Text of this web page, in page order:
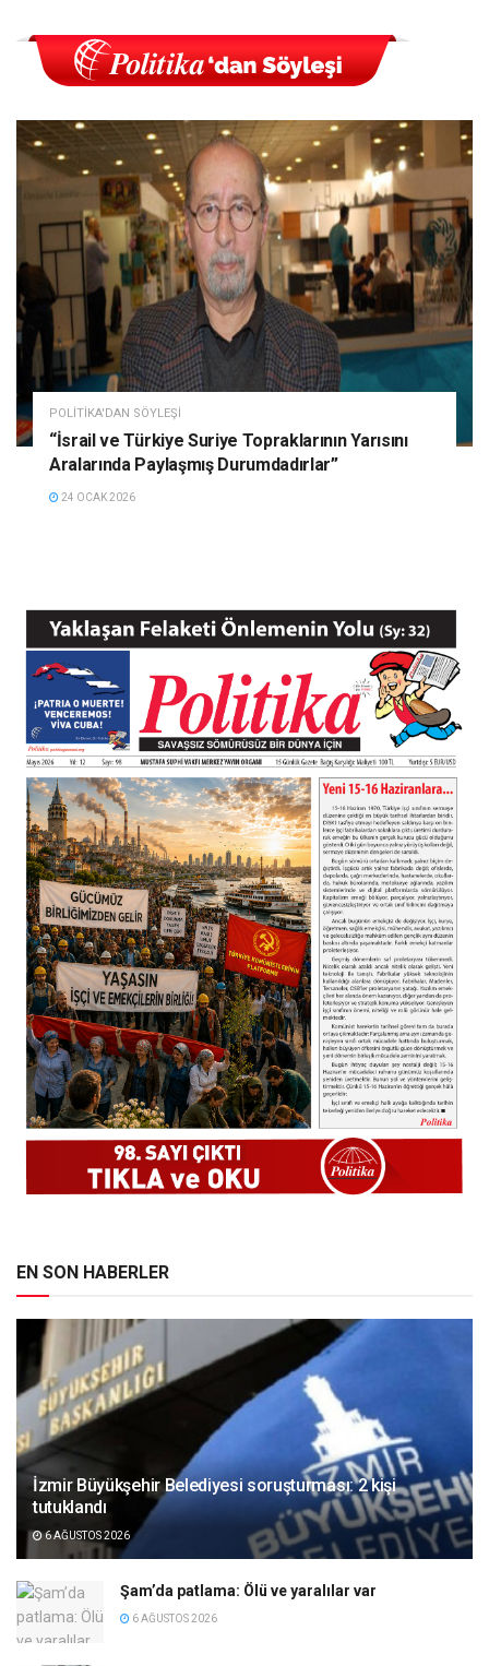
POLITIKA'DAN SÖYLEŞI
“İsrail ve Türkiye Suriye Topraklarının Yarısını
Aralarında Paylaşmış Durumdadırlar”
24 OCAK 2026
EN SON HABERLER
İzmir Büyükşehir Belediyesi soruşturması: 2 kişi
tutuklandı
6 AĞUSTOS 2026
Şam’da patlama: Ölü ve yaralılar var
6 AĞUSTOS 2026